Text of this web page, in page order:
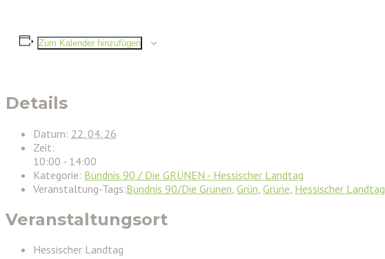
Zum Kalender hinzufügen
Details
Datum: 22. 04. 26
Zeit:
10:00 - 14:00
Kategorie: Bündnis 90 / Die GRÜNEN - Hessischer Landtag
Veranstaltung-Tags:Bündnis 90/Die Grünen Grün Grüne Hessischer Landtag
Veranstaltungsort
Hessischer Landtag